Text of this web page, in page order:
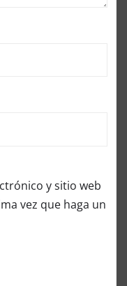
y sitio web
vez que haga un